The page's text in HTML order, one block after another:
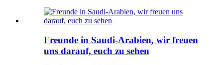
Freunde in Saudi-Arabien, wir freuen
uns darauf, euch zu sehen